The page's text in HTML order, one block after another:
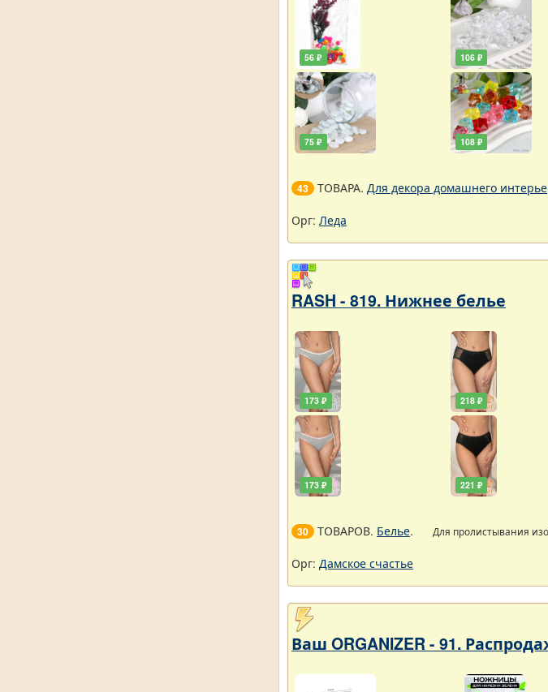
56 ₽
75 ₽
106 ₽
108 ₽
43 ТОВАРА. Для декора домашнего
Орг: Леда
RASH - 819. Нижнее белье
173 ₽
173 ₽
218 ₽
221 ₽
30 ТОВАРОВ. Белье. Для пролистывания
Орг: Дамское счастье
Ваш ORGANIZER - 91.